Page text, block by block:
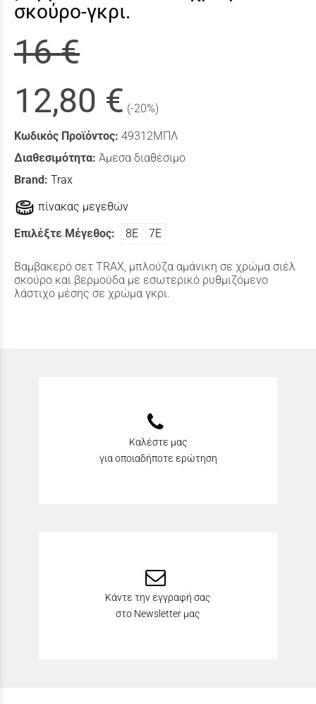
σκούρο-γκρι.
16 €
12,80 € (-20%)
Κωδικός Προϊόντος: 49312ΜΠΛ
Διαθεσιμότητα: Άμεσα διαθέσιμο
Brand: Trax
πίνακας μεγεθών
Επιλέξτε Μέγεθος: 8Ε 7Ε
Βαμβακερό σετ TRAX, μπλούζα αμάνικη σε χρώμα σιέλ
σκούρο και βερμούδα με εσωτερικό ρυθμιζόμενο
λάστιχο μέσης σε χρώμα γκρι.
Καλέστε μας
για οποιαδήποτε ερώτηση
Κάντε την εγγραφή σας
στο Newsletter μας